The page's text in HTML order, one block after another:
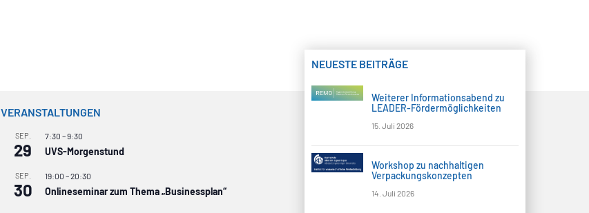
VERANSTALTUNGEN
SEP.
29
7:30 –9:30
UVS-Morgenstund
SEP.
30
19:00 –20:30
Onlineseminar zum Thema „Businessplan“
NEUESTE BEITRÄGE
Weiterer Informationsabend zu
LEADER-Fördermöglichkeiten
15. Juli 2026
Workshop zu nachhaltigen
Verpackungskonzepten
14. Juli 2026